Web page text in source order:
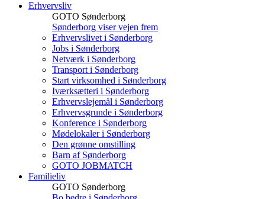
Erhvervsliv
GOTO Sønderborg
Sønderborg viser vejen frem
Erhvervslivet i Sønderborg
Jobs i Sønderborg
Netværk i Sønderborg
Transport i Sønderborg
Start virksomhed i Sønderborg
Iværksætteri i Sønderborg
Erhvervslejemål i Sønderborg
Erhvervsgrunde i Sønderborg
Konference i Sønderborg
Mødelokaler i Sønderborg
Den grønne omstilling
Barn af Sønderborg
GOTO JOBMATCH
Familieliv
GOTO Sønderborg